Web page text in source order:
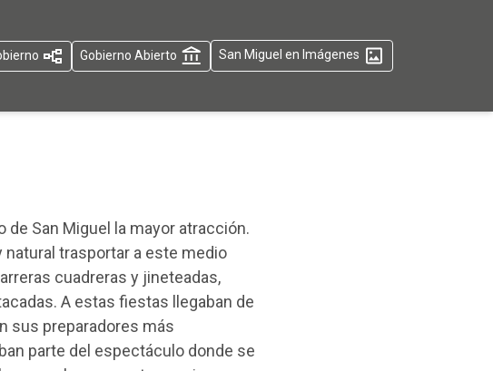
Gobierno Abierto San Miguel en Imágenes
San Miguel la mayor atracción.
natural trasportar a este medio
cuadreras y jineteadas,
A estas fiestas llegaban de
sus preparadores más
parte del espectáculo donde se